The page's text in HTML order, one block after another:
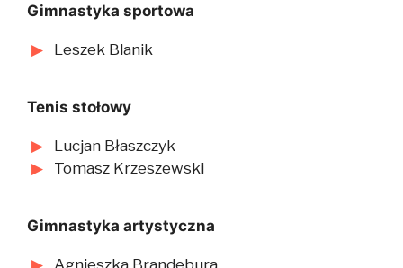
Gimnastyka sportowa
Leszek Blanik
Tenis stołowy
Lucjan Błaszczyk
Tomasz Krzeszewski
Gimnastyka artystyczna
Agnieszka Brandebura